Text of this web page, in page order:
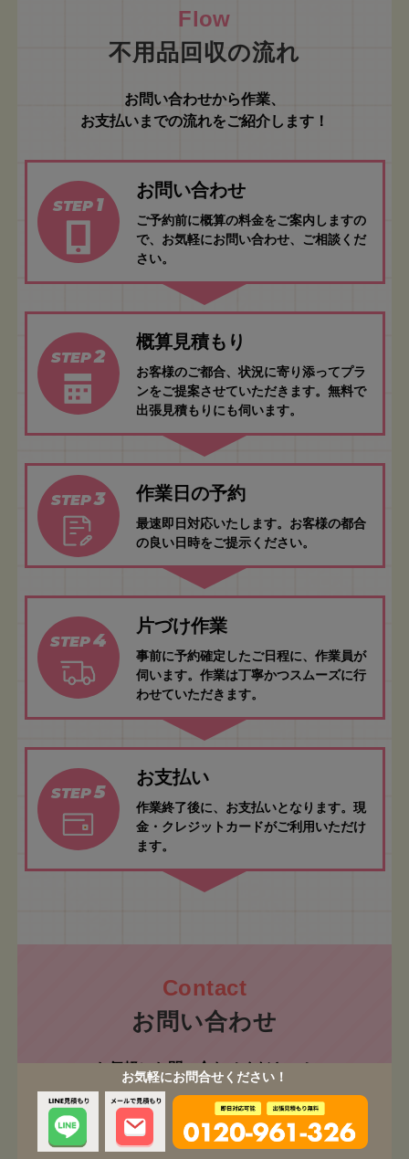
お気軽にお問合せください！
不用品回収の流れ
お問い合わせから作業、
お支払いまでの流れをご紹介します！
STEP 1
お問い合わせ
ご予約前に概算の料金をご案内しますの
で、お気軽にお問い合わせ、ご相談くだ
さい。
STEP2
概算見積もり
お客様のご都合、状況に寄り添ってプラ
ンをご提案させていただきます。無料で
出張見積もりにも伺います。
STEP3 作業日の予約
最速即日対応いたします。お客様の都合
の良い日時をご提示ください。
STEP4
片づけ作業
事前に予約確定したご日程に、作業員が
伺います。作業は丁寧かつスムーズに行
わせていただきます。
STEP5
お支払い
作業終了後に、お支払いとなります。現
金・クレジットカードがご利用いただけ
ます。
お問い合わせ
お気軽にお問い合わせください！
ご相談・お見積もり無料です！